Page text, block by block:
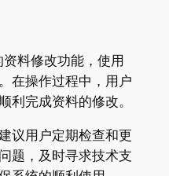
料修改功能，使用
在操作过程中，用户
利完成资料的修改。
议用户定期检查和更
题，及时寻求技术支